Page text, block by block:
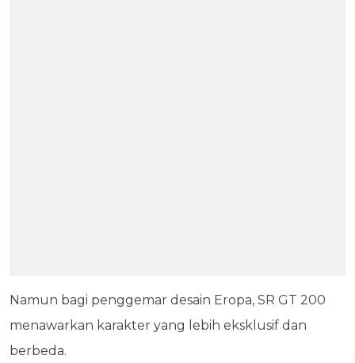
Namun bagi penggemar desain Eropa, SR GT 200
menawarkan karakter yang lebih eksklusif dan
berbeda.